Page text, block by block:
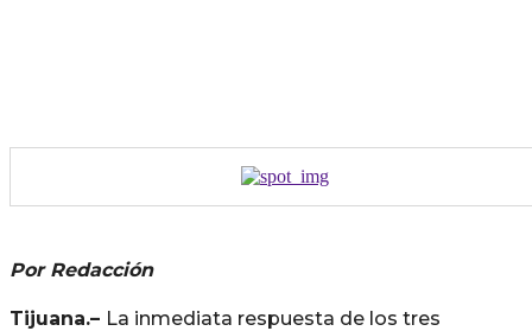
Por Redacción
Tijuana.– La inmediata respuesta de los tres